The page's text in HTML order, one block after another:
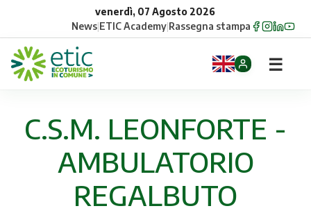
venerdì, 07 Agosto 2026
News|ETIC Academy|Rassegna stampa
Opportunità
☰
C.S.M. LEONFORTE -
AMBULATORIO
REGALBUTO